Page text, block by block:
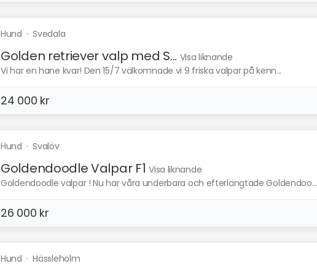
Hund ·Svedala
Golden retriever valp med S... Visa liknande
Vi har en hane kvar! Den 15/7 välkomnade vi 9 friska valpar på kenn...
24 000 kr
Hund ·Svalöv
Goldendoodle Valpar F1 Visa liknande
Goldendoodle valpar ! Nu har våra underbara och efterlängtade Goldendoo...
26 000 kr
Hund ·Hässleholm